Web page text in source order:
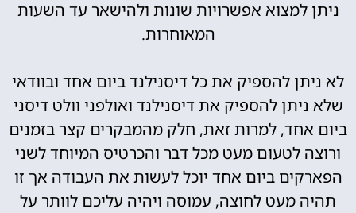
ניתן למצוא אפשרויות שונות ולהישאר עד השעות
המאוחרות.
לא ניתן להספיק את כל דיסנילנד ביום אחד ובוודאי
שלא ניתן להספיק את דיסנילנד ואולפני וולט דיסני
ביום אחד, למרות זאת, חלק מהמבקרים קצר בזמנים
ורוצה לטעום מעט מכל דבר והכרטיס המיוחד לשני
הפארקים ביום אחד יוכל לעשות את העבודה אך זו
תהיה מעט לחוצה, עמוסה ויהיה עליכם לוותר על